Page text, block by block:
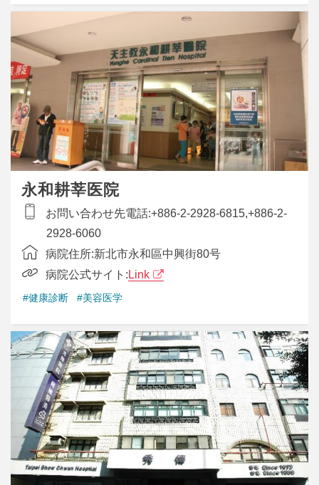
永和耕莘医院
お問い合わせ先電話:+886-2-2928-6815,+886-2-
2928-6060
病院住所:新北市永和區中興街80号
病院公式サイト: Link
#健康診断 #美容医学